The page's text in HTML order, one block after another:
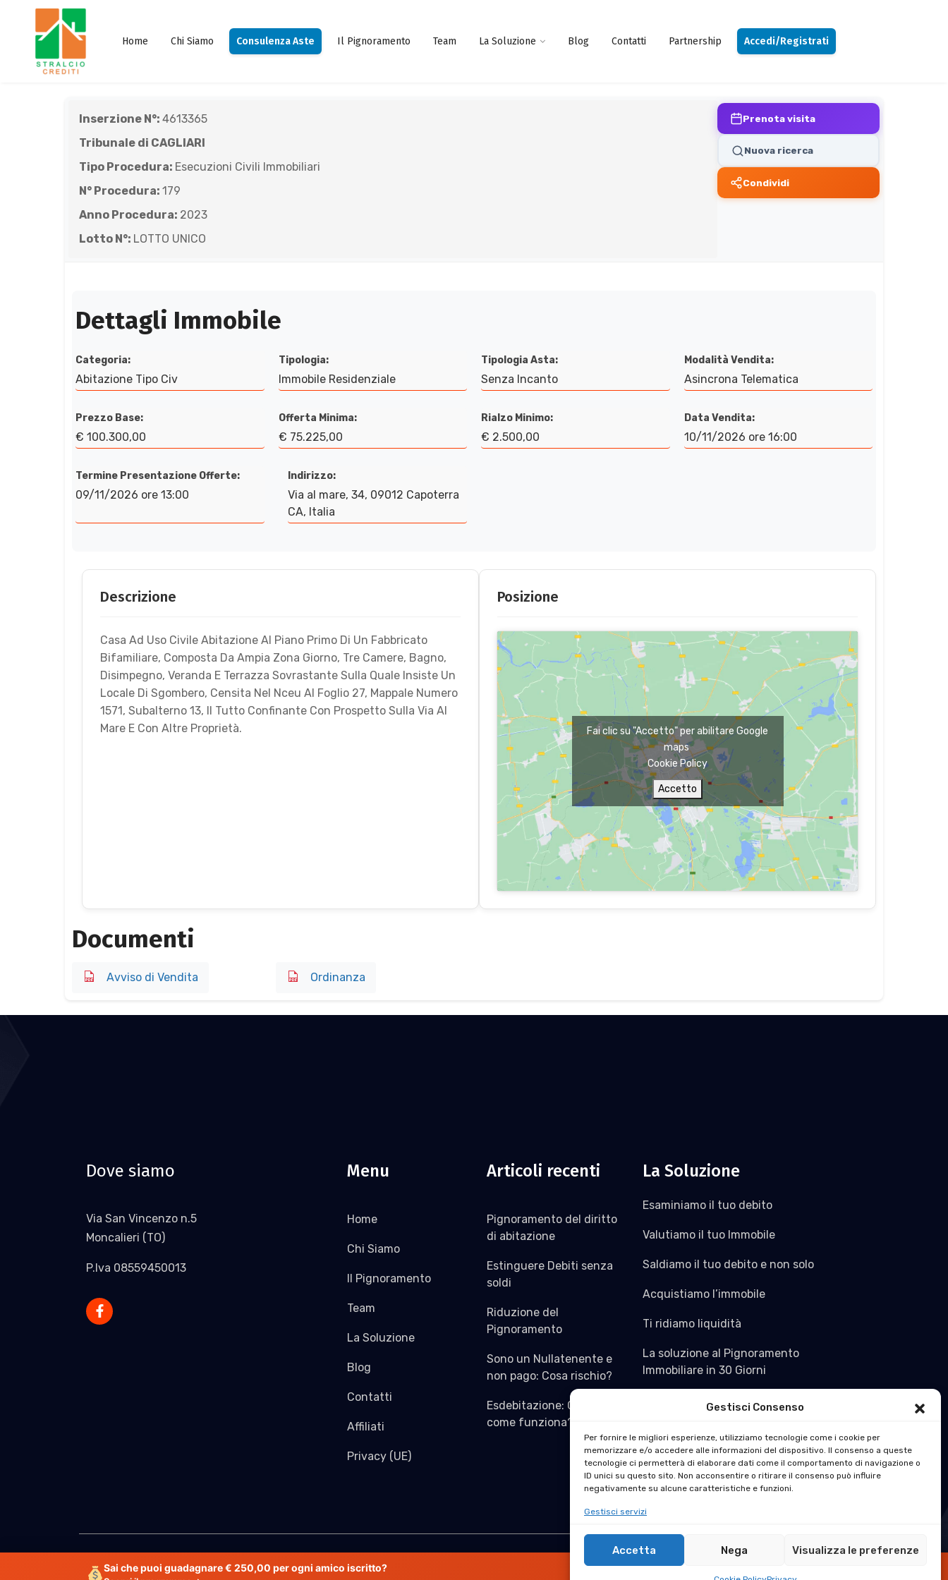
Gestisci Consenso
Per fornire le migliori esperienze, utilizziamo tecnologie come i cookie per
memorizzare e/o accedere alle informazioni del dispositivo. Il consenso a queste
tecnologie ci permetterà di elaborare dati come il comportamento di navigazione o
ID unici su questo sito. Non acconsentire o ritirare il consenso può influire
negativamente su alcune caratteristiche e funzioni.
Gestisci servizi
Accetta Nega Visualizza le preferenze
Home Chi Siamo Consulenza Aste Il Pignoramento Team La Soluzione Blog Contatti Partnership Accedi/Registrati
Inserzione N°: 4613365
Tribunale di CAGLIARI
Tipo Procedura: Esecuzioni Civili Immobiliari
N° Procedura: 179
Anno Procedura: 2023
Lotto N°: LOTTO UNICO
Prenota visita
Nuova ricerca
Condividi
Dettagli Immobile
Categoria:
Abitazione Tipo Civ
Tipologia:
Immobile Residenziale
Tipologia Asta:
Senza Incanto
Modalità Vendita:
Asincrona Telematica
Prezzo Base:
€ 100.300,00
Offerta Minima:
€ 75.225,00
Rialzo Minimo:
€ 2.500,00
Data Vendita:
10/11/2026 ore 16:00
Termine Presentazione Offerte:
09/11/2026 ore 13:00
Indirizzo:
Via al mare, 34, 09012 Capoterra
CA, Italia
Descrizione
Casa Ad Uso Civile Abitazione Al Piano Primo Di Un Fabbricato
Bifamiliare, Composta Da Ampia Zona Giorno, Tre Camere, Bagno,
Disimpegno, Veranda E Terrazza Sovrastante Sulla Quale Insiste Un
Locale Di Sgombero, Censita Nel Nceu Al Foglio 27, Mappale Numero
1571, Subalterno 13, Il Tutto Confinante Con Prospetto Sulla Via Al
Mare E Con Altre Proprietà.
Posizione
Fai clic su "Accetto" per abilitare Google
maps
Cookie Policy
Accetto
Documenti
Avviso di Vendita Ordinanza
Dove siamo
Via San Vincenzo n.5
Moncalieri (TO)
P.Iva 08559450013
Menu
Home
Chi Siamo
Il Pignoramento
Team
La Soluzione
Blog
Contatti
Affiliati
Privacy (UE)
Articoli recenti
Pignoramento del diritto
di abitazione
Estinguere Debiti senza
soldi
Riduzione del
Pignoramento
Sono un Nullatenente e
non pago: Cosa rischio?
Esdebitazione: Cos’è e
come funziona?
La Soluzione
Esaminiamo il tuo debito
Valutiamo il tuo Immobile
Saldiamo il tuo debito e non solo
Acquistiamo l’immobile
Ti ridiamo liquidità
La soluzione al Pignoramento
Immobiliare in 30 Giorni
Copyright © 2024 stralciocredito.it all rights reserved. Design By Dream IT
Sai che puoi guadagnare € 250,00 per ogni amico iscritto?